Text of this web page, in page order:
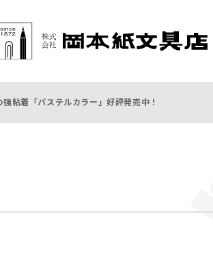
粘着「パステルカラー」好評発売中！